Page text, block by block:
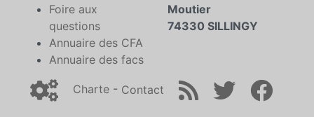
Foire aux
questions
Annuaire des CFA
Annuaire des facs
Moutier
74330 SILLINGY
Charte - Contact